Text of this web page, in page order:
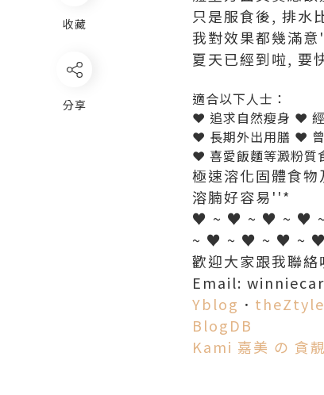
收藏
分享
只是服食後, 排水
我對效果都幾滿
夏天已經到啦, 要
適合以下人士：
❤ 追求自然瘦身 ❤
❤ 長期外出用膳 ❤
❤ 喜愛飯麵等澱粉質
極速溶化固體食
溶腩好容易''*
♥ ~ ♥ ~ ♥ ~ ♥
~ ♥ ~ ♥ ~ ♥ ~
歡迎大家跟我聯絡
Email:
Yblog ． theZtyle
BlogDB
Kami 嘉美 の 貪